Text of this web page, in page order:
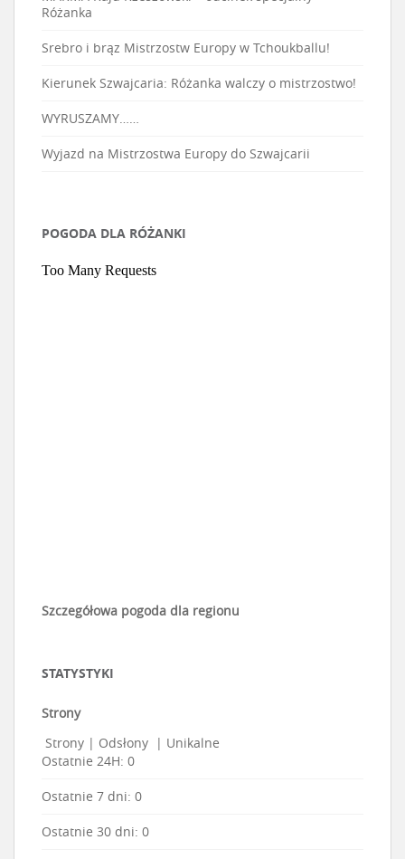
Różanka
Srebro i brąz Mistrzostw Europy w Tchoukballu!
Kierunek Szwajcaria: Różanka walczy o mistrzostwo!
WYRUSZAMY……
Wyjazd na Mistrzostwa Europy do Szwajcarii
POGODA DLA RÓŻANKI
Szczegółowa pogoda dla regionu
STATYSTYKI
Strony
Strony | Odsłony | Unikalne
Ostatnie 24H: 0
Ostatnie 7 dni: 0
Ostatnie 30 dni: 0